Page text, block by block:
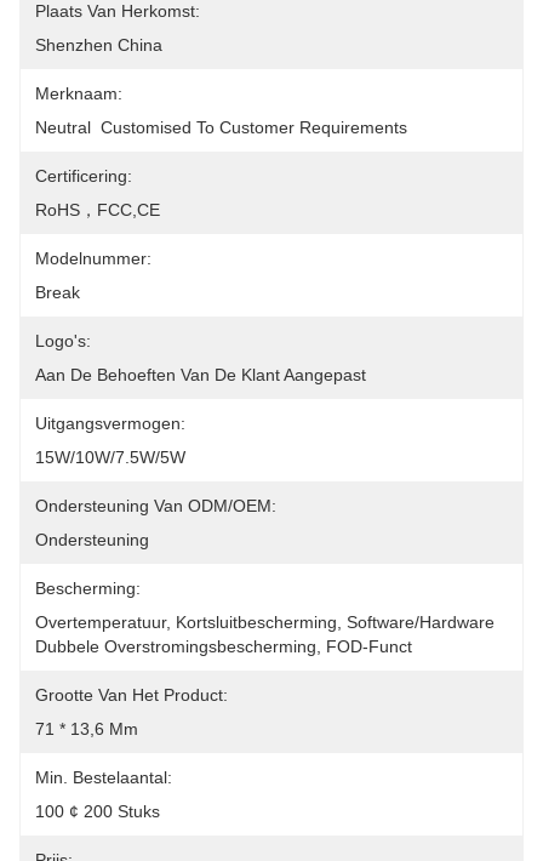
Plaats Van Herkomst:
Shenzhen China
Merknaam:
Neutral  Customised To Customer Requirements
Certificering:
RoHS，FCC,CE
Modelnummer:
Break
Logo's:
Aan De Behoeften Van De Klant Aangepast
Uitgangsvermogen:
15W/10W/7.5W/5W
Ondersteuning Van ODM/OEM:
Ondersteuning
Bescherming:
Overtemperatuur, Kortsluitbescherming, Software/hardware
Dubbele Overstromingsbescherming, FOD-Funct
Grootte Van Het Product:
71 * 13,6 Mm
Min. Bestelaantal:
100 ¢ 200 Stuks